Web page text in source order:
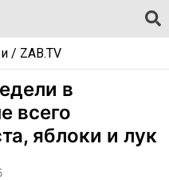
/ ZAB.TV
в
всего
яблоки и лук